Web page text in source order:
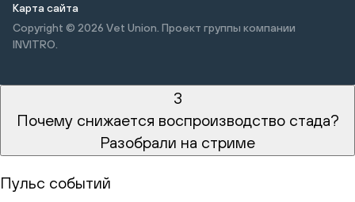
Карта сайта
Copyright © 2026 Vet Union. Проект группы компании
INVITRO.
3
Почему снижается воспроизводство стада?
Разобрали на стриме
Пульс событий